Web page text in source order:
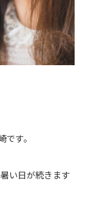
す。
い日が続きます